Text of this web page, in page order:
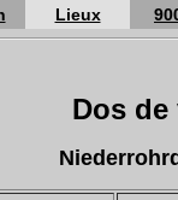
Lieux
Dos